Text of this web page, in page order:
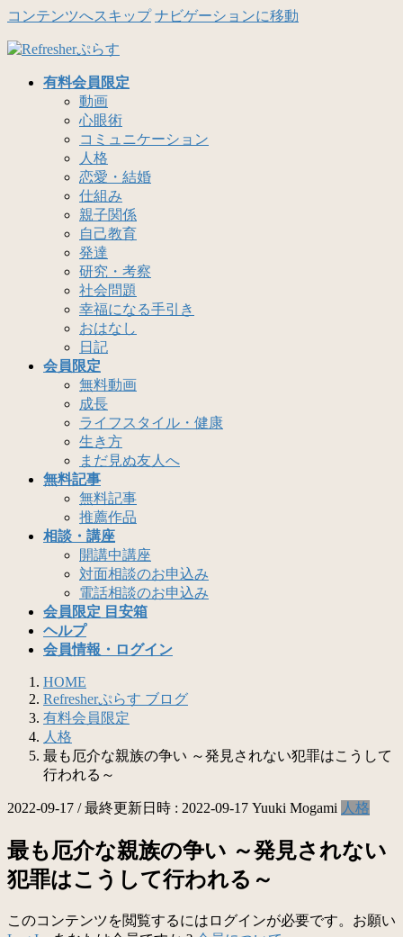
コンテンツへスキップ ナビゲーションに移動
有料会員限定
動画
心眼術
コミュニケーション
人格
恋愛・結婚
仕組み
親子関係
自己教育
発達
研究・考察
社会問題
幸福になる手引き
おはなし
日記
会員限定
無料動画
成長
ライフスタイル・健康
生き方
まだ見ぬ友人へ
無料記事
無料記事
推薦作品
相談・講座
開講中講座
対面相談のお申込み
電話相談のお申込み
会員限定 目安箱
ヘルプ
会員情報・ログイン
HOME
Refresherぷらす ブログ
有料会員限定
人格
最も厄介な親族の争い ～発見されない犯罪はこうして
行われる～
2022-09-17 / 最終更新日時 : 2022-09-17 Yuuki Mogami 人格
最も厄介な親族の争い ～発見されない
犯罪はこうして行われる～
このコンテンツを閲覧するにはログインが必要です。お願い